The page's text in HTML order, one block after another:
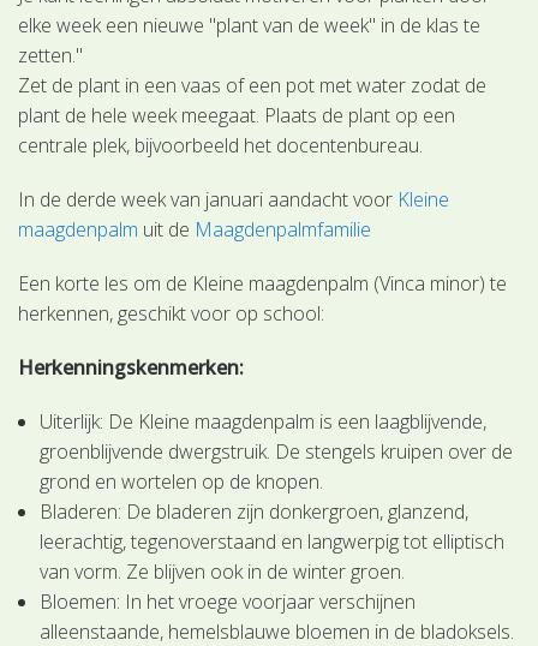
elke week een nieuwe "plant van de week" in de klas te
zetten."
Zet de plant in een vaas of een pot met water zodat de
plant de hele week meegaat. Plaats de plant op een
centrale plek, bijvoorbeeld het docentenbureau.
In de derde week van januari aandacht voor Kleine
maagdenpalm uit de Maagdenpalmfamilie
Een korte les om de Kleine maagdenpalm (Vinca minor) te
herkennen, geschikt voor op school:
Herkenningskenmerken:
Uiterlijk: De Kleine maagdenpalm is een laagblijvende,
groenblijvende dwergstruik. De stengels kruipen over de
grond en wortelen op de knopen.
Bladeren: De bladeren zijn donkergroen, glanzend,
leerachtig, tegenoverstaand en langwerpig tot elliptisch
van vorm. Ze blijven ook in de winter groen.
Bloemen: In het vroege voorjaar verschijnen
alleenstaande, hemelsblauwe bloemen in de bladoksels.